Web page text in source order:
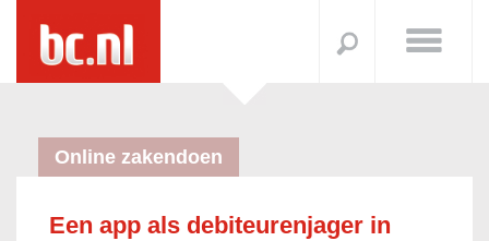
Online zakendoen
Een app als debiteurenjager in